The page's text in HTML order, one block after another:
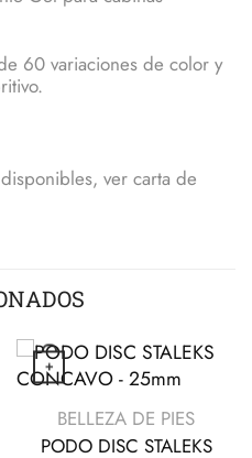
60 variaciones de color y
ver carta de
+
VISTA RÁPIDA
BELLEZA DE PIES
PODO DISC STALEKS